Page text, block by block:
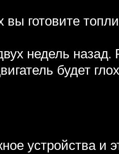
вы готовите
недель назад.
будет
устройства и